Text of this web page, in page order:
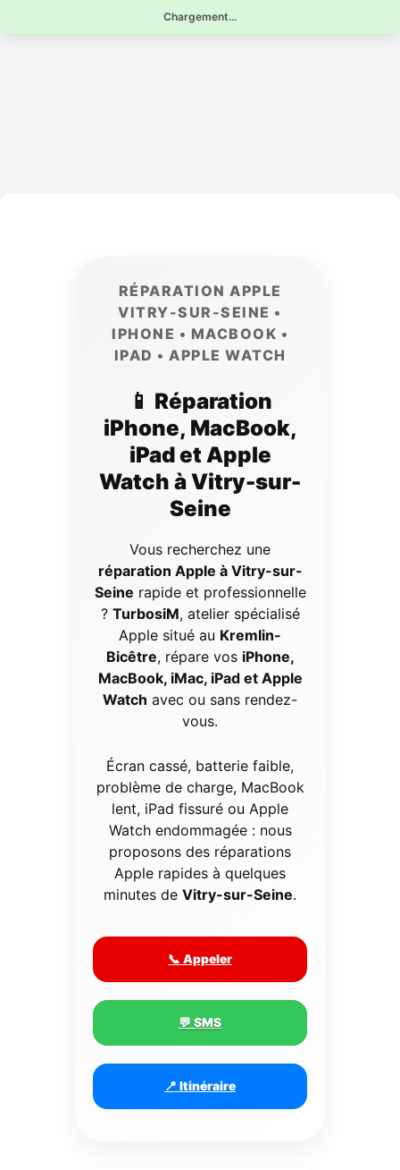
Chargement...
RÉPARATION APPLE
VITRY-SUR-SEINE •
IPHONE • MACBOOK •
IPAD • APPLE WATCH
📱 Réparation
iPhone, MacBook,
iPad et Apple
Watch à Vitry-sur-
Seine
Vous recherchez une
réparation Apple à Vitry-sur-
Seine rapide et professionnelle
? TurbosiM, atelier spécialisé
Apple situé au Kremlin-
Bicêtre, répare vos iPhone,
MacBook, iMac, iPad et Apple
Watch avec ou sans rendez-
vous.
Écran cassé, batterie faible,
problème de charge, MacBook
lent, iPad fissuré ou Apple
Watch endommagée : nous
proposons des réparations
Apple rapides à quelques
minutes de Vitry-sur-Seine.
📞 Appeler
💬 SMS
📍 Itinéraire